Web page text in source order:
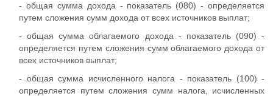
- общая сумма дохода - показатель (080) - определяется
путем сложения сумм дохода от всех источников выплат;
- общая сумма облагаемого дохода - показатель (090) -
определяется путем сложения сумм облагаемого дохода от
всех источников выплат;
- общая сумма исчисленного налога - показатель (100) -
определяется путем сложения сумм налога, исчисленных